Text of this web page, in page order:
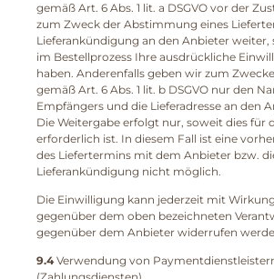
gemäß Art. 6 Abs. 1 lit. a DSGVO vor der
zum Zweck der Abstimmung eines
Lieferankündigung an den Anbieter weiter,
im Bestellprozess Ihre ausdrückliche
haben. Anderenfalls geben wir zum
gemäß Art. 6 Abs. 1 lit. b DSGVO nur den
Empfängers und die Lieferadresse an den
Die Weitergabe erfolgt nur, soweit dies für
erforderlich ist. In diesem Fall ist eine
des Liefertermins mit dem Anbieter bzw.
Lieferankündigung nicht möglich.
Die Einwilligung kann jederzeit mit
gegenüber dem oben bezeichneten
gegenüber dem Anbieter widerrufen
9.4Verwendung von